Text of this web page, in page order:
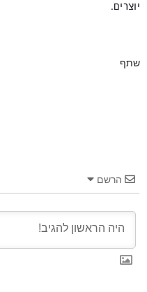
יוצרים.
שתף
הרשם